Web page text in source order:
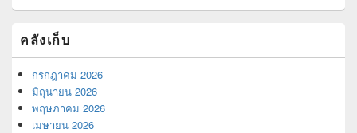
คลังเก็บ
กรกฎาคม 2026
มิถุนายน 2026
พฤษภาคม 2026
เมษายน 2026